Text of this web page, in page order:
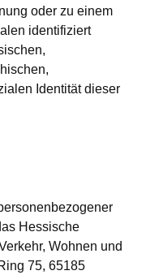
oder zu einem
identifiziert
Identität dieser
Hessische
Wohnen und
75, 65185